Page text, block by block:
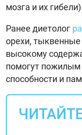
мозга и их
Ранее диетолог
орехи, тыквенные
высокому
помогут
способности и